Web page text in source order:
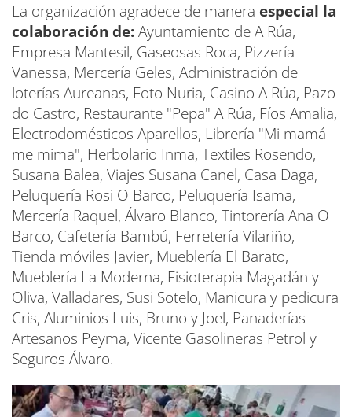
La organización agradece de manera especial la
colaboración de:Ayuntamiento de A Rúa,
Empresa Mantesil, Gaseosas Roca, Pizzería
Vanessa, Mercería Geles, Administración de
loterías Aureanas, Foto Nuria, Casino A Rúa, Pazo
do Castro, Restaurante "Pepa" A Rúa, Fíos Amalia,
Electrodomésticos Aparellos, Librería "Mi mamá
me mima", Herbolario Inma, Textiles Rosendo,
Susana Balea, Viajes Susana Canel, Casa Daga,
Peluquería Rosi O Barco, Peluquería Isama,
Mercería Raquel, Álvaro Blanco, Tintorería Ana O
Barco, Cafetería Bambú, Ferretería Vilariño,
Tienda móviles Javier, Mueblería El Barato,
Mueblería La Moderna, Fisioterapia Magadán y
Oliva, Valladares, Susi Sotelo, Manicura y pedicura
Cris, Aluminios Luis, Bruno y Joel, Panaderías
Artesanos Peyma, Vicente Gasolineras Petrol y
Seguros Álvaro.